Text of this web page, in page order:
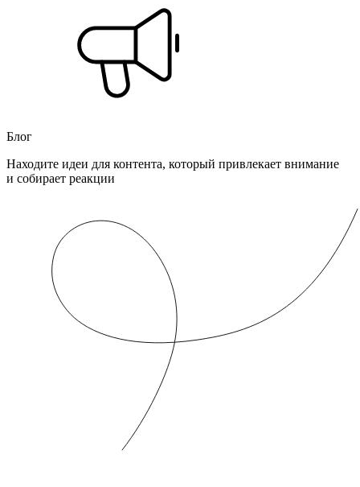
Блог
Находите идеи для контента, который привлекает внимание
и собирает реакции